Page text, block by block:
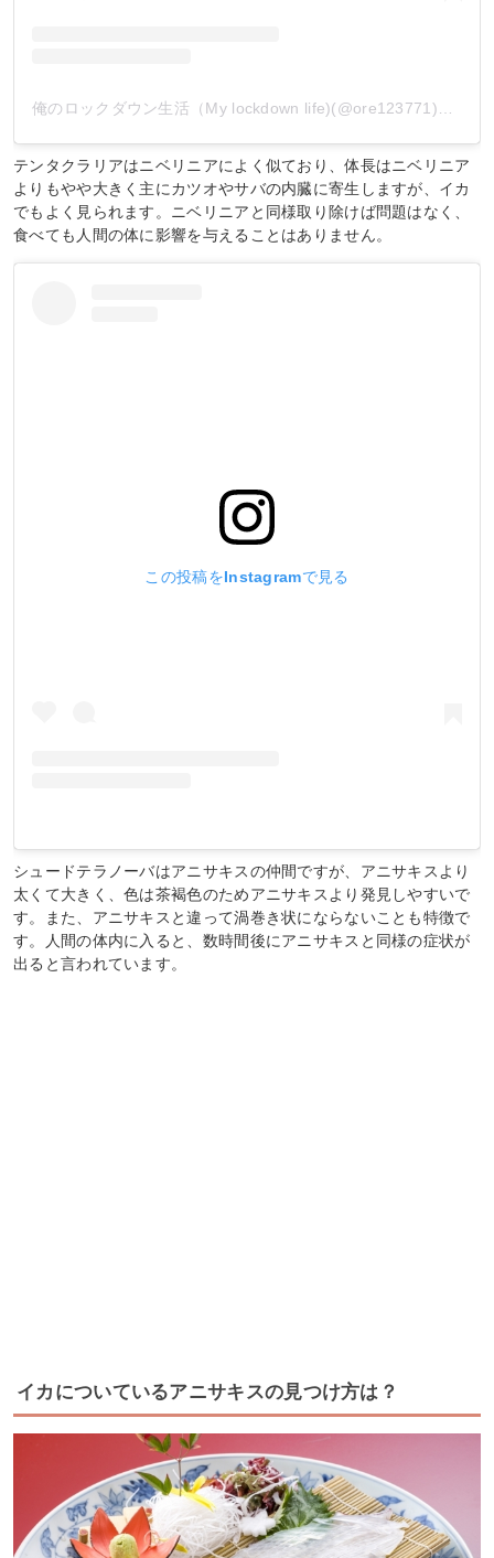
俺のロックダウン生活（My lockdown life)(@ore123771)がシェアした投稿
テンタクラリアはニベリニアによく似ており、体長はニベリニア
よりもやや大きく主にカツオやサバの内臓に寄生しますが、イカ
でもよく見られます。ニベリニアと同様取り除けば問題はなく、
食べても人間の体に影響を与えることはありません。
この投稿をInstagramで見る
シュードテラノーバはアニサキスの仲間ですが、アニサキスより
太くて大きく、色は茶褐色のためアニサキスより発見しやすいで
す。また、アニサキスと違って渦巻き状にならないことも特徴で
す。人間の体内に入ると、数時間後にアニサキスと同様の症状が
出ると言われています。
イカについているアニサキスの見つけ方は？